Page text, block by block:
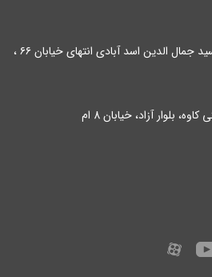
تهران، یوسف آباد، خیابان سید جمال الدین اسد آبادی انتهای خیابان ۶۶ ،
بلوار آزاد، خیابان 8 ام